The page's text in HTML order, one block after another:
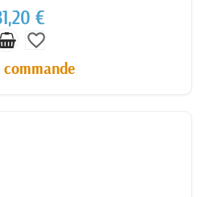
€
favorite_border
commande